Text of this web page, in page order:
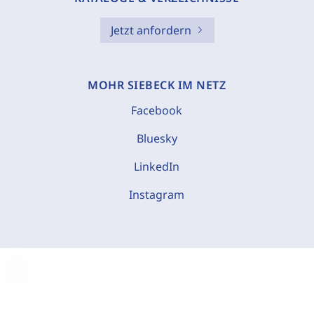
Jetzt anfordern
MOHR SIEBECK IM NETZ
Facebook
Bluesky
LinkedIn
Instagram